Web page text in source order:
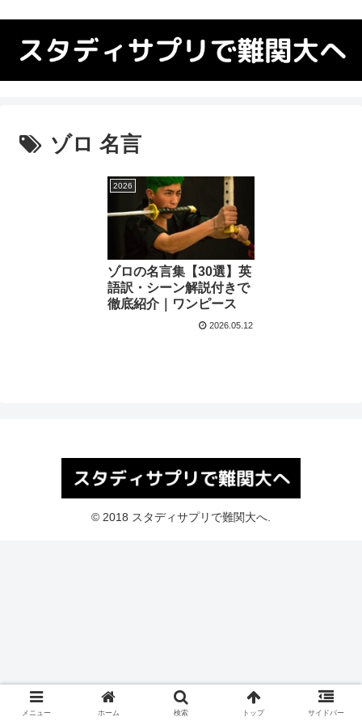
ゾロ 名言
2026
ゾロの名言集【30選】英
語訳・シーン解説付きで
徹底紹介｜ワンピース
2026.05.12
© 2018 スタディサプリで難関大へ.
メニュー ホーム 検索 トップ サイドバー